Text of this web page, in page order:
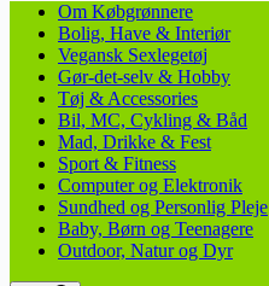
Om Købgrønnere
Bolig, Have & Interiør
Vegansk Sexlegetøj
Gør-det-selv & Hobby
Tøj & Accessories
Bil, MC, Cykling & Båd
Mad, Drikke & Fest
Sport & Fitness
Computer og Elektronik
Sundhed og Personlig Pleje
Baby, Børn og Teenagere
Outdoor, Natur og Dyr